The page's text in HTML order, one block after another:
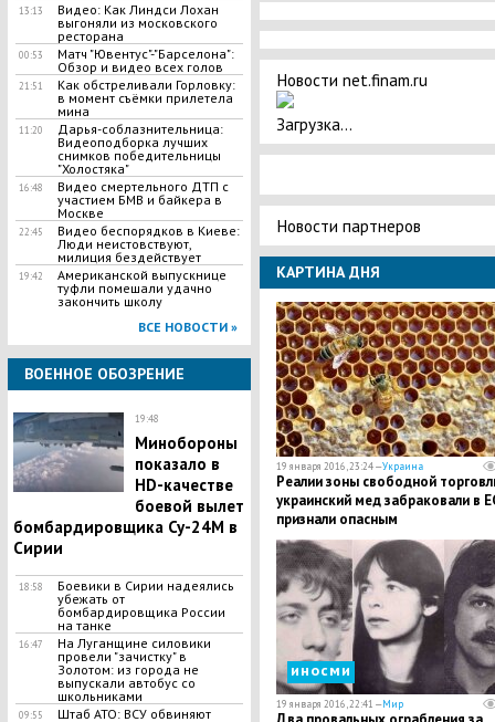
13:13
Видео: Как Линдси Лохан
выгоняли из московского
ресторана
00:53
Матч "Ювентус"-"Барселона":
Обзор и видео всех голов
21:51
Как обстреливали Горловку:
в момент съёмки прилетела
мина
11:20
Дарья-соблазнительница:
Видеоподборка лучших
снимков победительницы
"Холостяка"
16:48
Видео смертельного ДТП с
участием БМВ и байкера в
Москве
22:45
Видео беспорядков в Киеве:
Люди неистовствуют,
милиция бездействует
19:42
Американской выпускнице
туфли помешали удачно
закончить школу
ВСЕ НОВОСТИ »
ВОЕННОЕ ОБОЗРЕНИЕ
19:48
Минобороны
показало в
HD-качестве
боевой вылет
бомбардировщика Су-24М в
Сирии
18:58
Боевики в Сирии надеялись
убежать от
бомбардировщика России
на танке
16:47
На Луганщине силовики
провели "зачистку" в
Золотом: из города не
выпускали автобус со
школьниками
09:55
Штаб АТО: ВСУ обвиняют
Новости net.finam.ru
Загрузка...
Новости партнеров
КАРТИНА ДНЯ
19 января 2016, 23:24 —Украина
Реалии зоны свободной
украинский мед забраковали в
признали опасным
иносми
19 января 2016, 22:41 —Мир